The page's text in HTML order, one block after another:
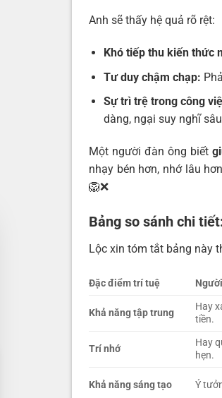
Anh sẽ thấy hệ quả rõ rệt:
Khó tiếp thu kiến thức
Tư duy chậm chạp:
Sự trì trệ trong công
dàng, ngại suy nghĩ
Một người đàn ông biết
nhạy bén hơn, nhớ lâu
🦁❌
Bảng so sánh chi
Lộc xin tóm tắt bảng này
Đặc điểm trí tuệ
Khả năng tập trung
Hay
tiền.
Trí nhớ
Hay
hẹn.
Khả năng sáng tạo Ý